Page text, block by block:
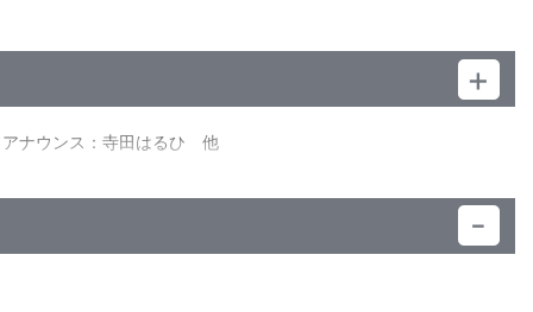
ディレクター：増尾昭一／音響監督：中野 徹／音楽：田中公
アナウンス：寺田はるひ 他